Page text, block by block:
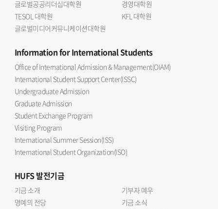
글로벌공공리더십대학원
경영대학원
TESOL 대학원
KFL 대학원
글로벌미디어커뮤니케이션대학원
Informationfor International Students
Office of International Admission & Management(OIAM)
International Student Support Center(ISSC)
Undergraduate Admission
Graduate Admission
Student Exchange Program
Visiting Program
International Summer Session(ISS)
International Student Organization(ISO)
HUFS발전기금
기금 소개
기부자 예우
명예의 전당
기금 소식